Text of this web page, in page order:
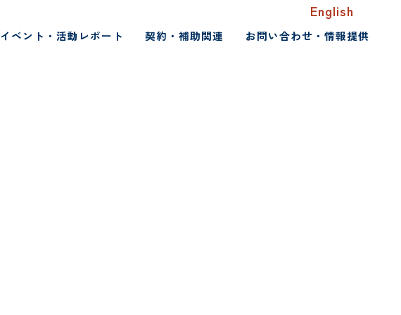
English
イベント・活動レポート 契約・補助関連 お問い合わせ・情報提供